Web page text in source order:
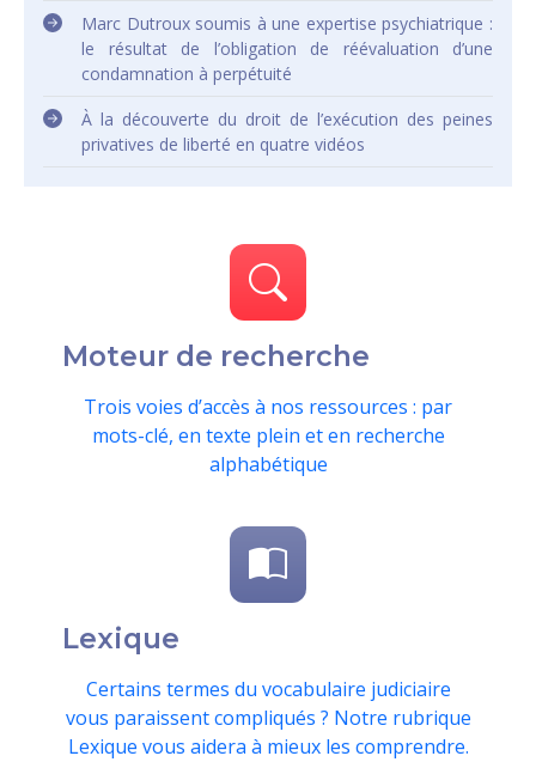
Marc Dutroux soumis à une expertise psychiatrique :
le résultat de l’obligation de réévaluation d’une
condamnation à perpétuité
À la découverte du droit de l’exécution des peines
privatives de liberté en quatre vidéos
Moteur de recherche
Trois voies d’accès à nos ressources : par
mots-clé, en texte plein et en recherche
alphabétique
Lexique
Certains termes du vocabulaire judiciaire
vous paraissent compliqués ? Notre rubrique
Lexique vous aidera à mieux les comprendre.